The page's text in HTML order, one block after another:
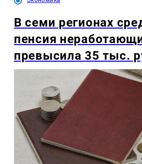
В семи регионах
пенсия
превысила 35 тыс.